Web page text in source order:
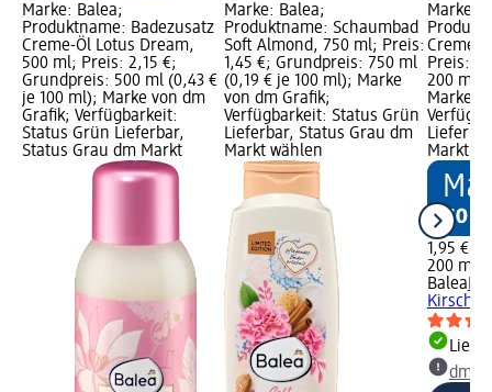
Marke: Balea;
Produktname: Badezusatz
Creme-Öl Lotus Dream,
500 ml; Preis: 2,15 €;
Grundpreis: 500 ml (0,43 €
je 100 ml); Marke von dm
Grafik; Verfügbarkeit:
Status Grün Lieferbar,
Status Grau dm Markt
Marke: Balea;
Produktname: Schaumbad
Soft Almond, 750 ml; Preis:
1,45 €; Grundpreis: 750 ml
(0,19 € je 100 ml); Marke
von dm Grafik;
Verfügbarkeit: Status Grün
Lieferbar, Status Grau dm
Markt wählen
Marke:
Creme-
Preis:
200 ml
Marke
Markt
1,95 €
200 ml
Balea
Kirsche,
dm